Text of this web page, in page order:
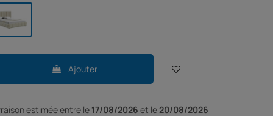
Ajouter
estimée entre le 17/08/2026 et le20/08/2026